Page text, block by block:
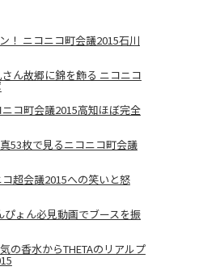
！ ニコニコ町会議2015石川
ん故郷に錦を飾る ニコニコ
コ町会議2015高知ほぼ完全
53枚で見るニコニコ町会議
超会議2015への笑いと怒
ょん必見動画でブースを振
の香水からTHETAのリアルプ